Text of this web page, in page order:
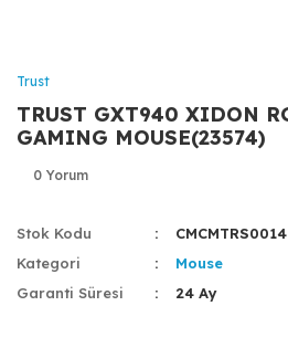
Trust
TRUST GXT940 XIDON
GAMING MOUSE(23574)
0 Yorum
Stok Kodu
CMCMTRS0014
Kategori
Mouse
Garanti Süresi
24 Ay